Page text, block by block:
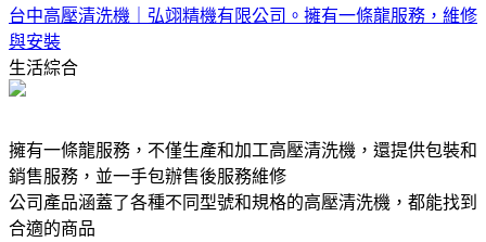
台中高壓清洗機｜弘翊精機有限公司。擁有一條龍服務，維修
與安裝
生活綜合
擁有一條龍服務，不僅生產和加工高壓清洗機，還提供包裝和
銷售服務，並一手包辦售後服務維修
公司產品涵蓋了各種不同型號和規格的高壓清洗機，都能找到
合適的商品